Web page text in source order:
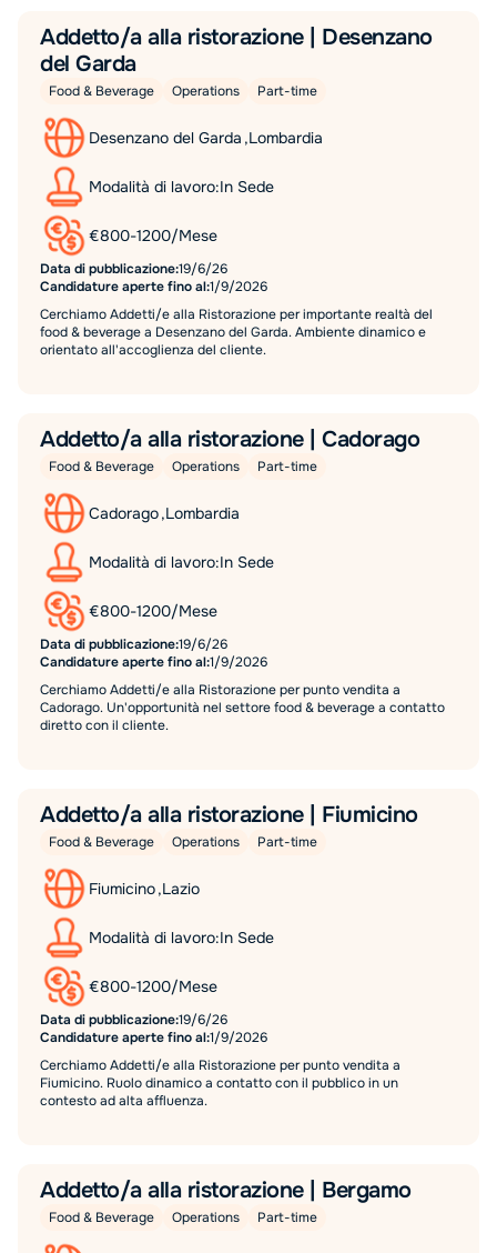
Addetto/a alla ristorazione | Desenzano
del Garda
Food & Beverage Operations Part-time
Desenzano del Garda ,Lombardia
Modalità di lavoro:In Sede
€800-1200/Mese
Data di pubblicazione:19/6/26
Candidature aperte fino al:1/9/2026
Cerchiamo Addetti/e alla Ristorazione per importante realtà del
food & beverage a Desenzano del Garda. Ambiente dinamico e
orientato all'accoglienza del cliente.
Addetto/a alla ristorazione | Cadorago
Food & Beverage Operations Part-time
Cadorago,Lombardia
Modalità di lavoro:In Sede
€800-1200/Mese
Data di pubblicazione:19/6/26
Candidature aperte fino al:1/9/2026
Cerchiamo Addetti/e alla Ristorazione per punto vendita a
Cadorago. Un'opportunità nel settore food & beverage a contatto
diretto con il cliente.
Addetto/a alla ristorazione | Fiumicino
Food & Beverage Operations Part-time
Fiumicino,Lazio
Modalità di lavoro:In Sede
€800-1200/Mese
Data di pubblicazione:19/6/26
Candidature aperte fino al:1/9/2026
Cerchiamo Addetti/e alla Ristorazione per punto vendita a
Fiumicino. Ruolo dinamico a contatto con il pubblico in un
contesto ad alta affluenza.
Addetto/a alla ristorazione | Bergamo
Food & Beverage Operations Part-time